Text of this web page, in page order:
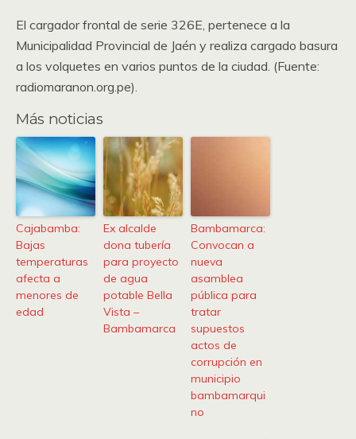
El cargador frontal de serie 326E, pertenece a la
Municipalidad Provincial de Jaén y realiza cargado basura
a los volquetes en varios puntos de la ciudad. (Fuente:
radiomaranon.org.pe).
Más noticias
Cajabamba:
Bajas
temperaturas
afecta a
menores de
edad
Ex alcalde
dona tubería
para proyecto
de agua
potable Bella
Vista –
Bambamarca
Bambamarca:
Convocan a
nueva
asamblea
pública para
tratar
supuestos
actos de
corrupción en
municipio
bambamarqui
no